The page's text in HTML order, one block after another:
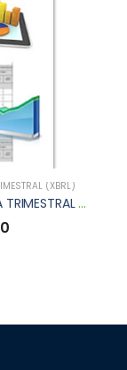
(XBRL)
INFORMACIÓN FINANCIERA TRIMESTRAL XBRL DE BAFIRME